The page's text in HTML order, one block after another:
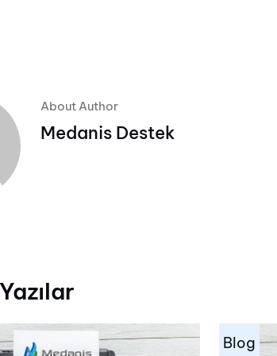
About Author
Medanis Destek
Blog